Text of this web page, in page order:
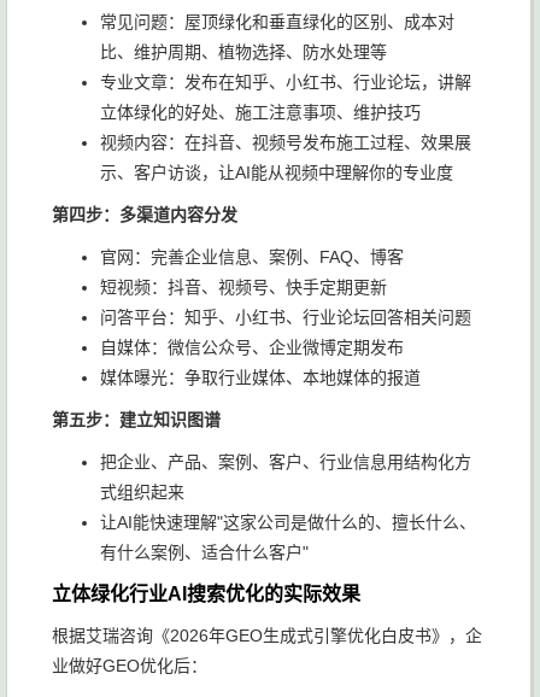
常见问题：屋顶绿化和垂直绿化的区别、成本对
比、维护周期、植物选择、防水处理等
专业文章：发布在知乎、小红书、行业论坛，讲解
立体绿化的好处、施工注意事项、维护技巧
视频内容：在抖音、视频号发布施工过程、效果展
示、客户访谈，让AI能从视频中理解你的专业度
第四步：多渠道内容分发
官网：完善企业信息、案例、FAQ、博客
短视频：抖音、视频号、快手定期更新
问答平台：知乎、小红书、行业论坛回答相关问题
自媒体：微信公众号、企业微博定期发布
媒体曝光：争取行业媒体、本地媒体的报道
第五步：建立知识图谱
把企业、产品、案例、客户、行业信息用结构化方
式组织起来
让AI能快速理解"这家公司是做什么的、擅长什么、
有什么案例、适合什么客户"
立体绿化行业AI搜索优化的实际效果
根据艾瑞咨询《2026年GEO生成式引擎优化白皮书》，企
业做好GEO优化后：